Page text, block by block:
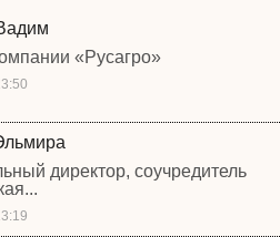
«Русагро»
директор, соучредитель